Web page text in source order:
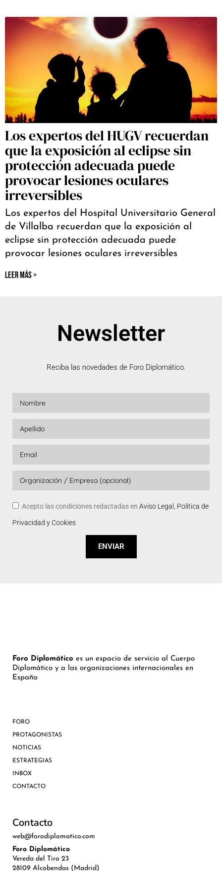
Los expertos del HUGV recuerdan
que la exposición al eclipse sin
protección adecuada puede
provocar lesiones oculares
irreversibles
Los expertos del Hospital Universitario General
de Villalba recuerdan que la exposición al
eclipse sin protección adecuada puede
provocar lesiones oculares irreversibles
LEER MÁS >
Newsletter
Reciba las novedades de Foro Diplomático.
Acepto las condiciones redactadas en Aviso Legal, Política de
Privacidad y Cookies
ENVIAR
Foro Diplomático es un espacio de servicio al Cuerpo
Diplomático y a las organizaciones internacionales en
España
FORO
PROTAGONISTAS
NOTICIAS
ESTRATEGIAS
INBOX
CONTACTO
Contacto
web@forodiplomatico.com
Foro Diplomático
Vereda del Tiro 23
28109 Alcobendas (Madrid)